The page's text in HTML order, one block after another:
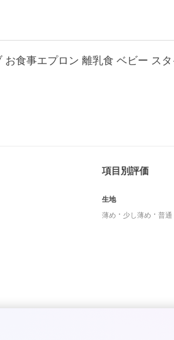
食事エプロン 離乳食 ベビー ス
項目別評価
生地
薄め
少し薄め 普通